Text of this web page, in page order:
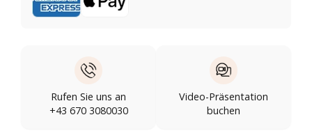
Rufen Sie uns an
+43 670 3080030
Video-Präsentation
buchen